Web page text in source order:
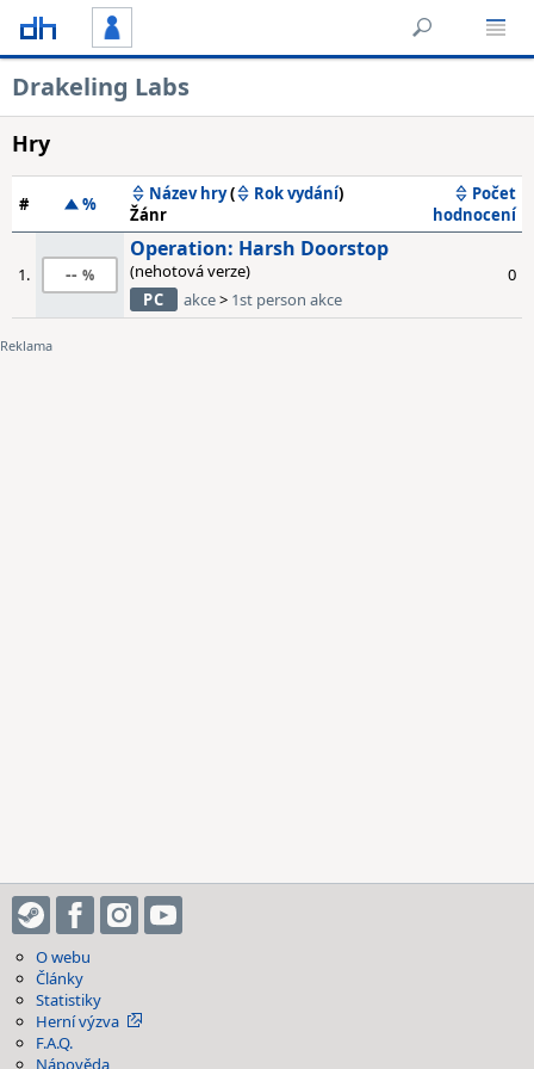
Drakeling Labs
Hry
# % Název hry( Rok vydání)
Žánr
Počet
hodnocení
1. --
Operation: Harsh Doorstop
(nehotová verze)
PC
akce> 1st person akce
0
O webu
Články
Statistiky
Herní výzva
F.A.Q.
Nápověda